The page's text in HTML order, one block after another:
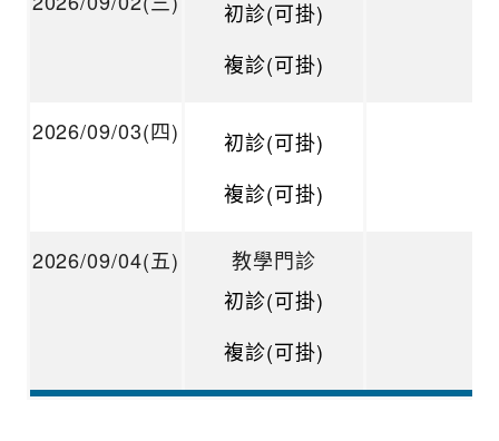
初診(可掛)
複診(可掛)
2026/09/03(四)
初診(可掛)
複診(可掛)
2026/09/04(五)
教學門診
初診(可掛)
複診(可掛)